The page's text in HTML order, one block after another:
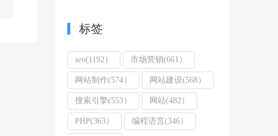
标签
seo(1192） 市场营销(661）
网站制作(574） 网站建设(568）
搜索引擎(553） 网站(482）
PHP(363） 编程语言(346）